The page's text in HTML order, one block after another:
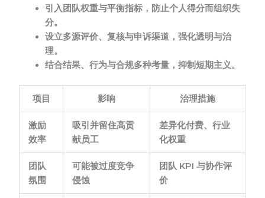
引入团队权重与平衡指标，防止个人得分而组织失
分。
设立多源评价、复核与申诉渠道，强化透明与治
理。
结合结果、行为与合规多种考量，抑制短期主义。
项目 影响 治理措施
激励
效率
吸引并留住高贡
献员工
差异化付费、行业
化权重
团队
氛围
可能被过度竞争
侵蚀
团队 KPI 与协作评
价